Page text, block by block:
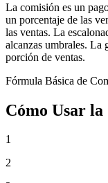
La comisión es un
un porcentaje de las
las ventas. La
alcanzas umbrales. La
porción de ventas.
Fórmula Básica de
Cómo Usar
1
2